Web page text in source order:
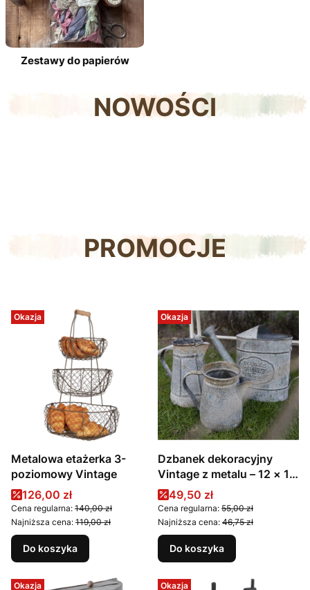
Zestawy do papierów
NOWOŚCI
PROMOCJE
Okazja
Metalowa etażerka 3-
poziomowy Vintage
Cena promocyjna
126,00 zł
Cena regularna: 140,00 zł
Najniższa cena: 119,00 zł
Do koszyka
Okazja
Dzbanek dekoracyjny
Vintage z metalu – 12 × 12
× 16 cm
Cena promocyjna
49,50 zł
Cena regularna: 55,00 zł
Najniższa cena: 46,75 zł
Do koszyka
Okazja Okazja